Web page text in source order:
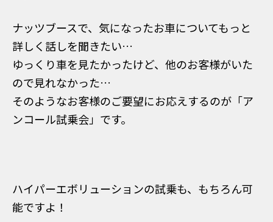
ナッツブースで、気になったお車についてもっと
詳しく話しを聞きたい…
ゆっくり車を見たかったけど、他のお客様がいた
ので見れなかった…
そのようなお客様のご要望にお応えするのが「ア
ンコール試乗会」です。
ハイパーエボリューションの試乗も、もちろん可
能ですよ！